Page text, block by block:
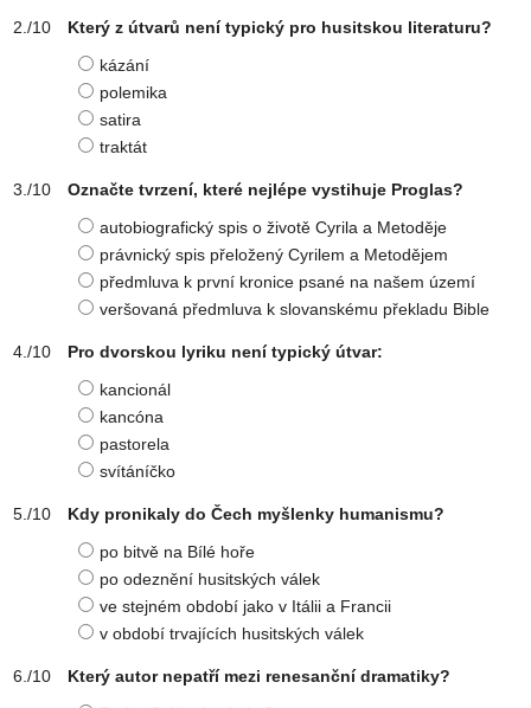
Který z útvarů není typický pro husitskou literaturu?
kázání
polemika
satira
traktát
Označte tvrzení, které nejlépe vystihuje Proglas?
autobiografický spis o životě Cyrila a Metoděje
právnický spis přeložený Cyrilem a Metodějem
předmluva k první kronice psané na našem území
veršovaná předmluva k slovanskému překladu Bible
Pro dvorskou lyriku není typický útvar:
kancionál
kancóna
pastorela
svítáníčko
Kdy pronikaly do Čech myšlenky humanismu?
po bitvě na Bílé hoře
po odeznění husitských válek
ve stejném období jako v Itálii a Francii
v období trvajících husitských válek
Který autor nepatří mezi renesanční dramatiky?